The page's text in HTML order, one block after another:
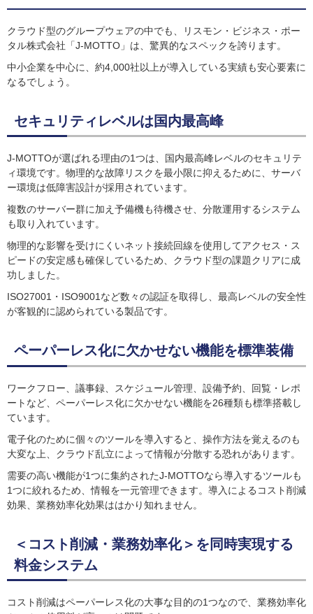
クラウド型のグループウェアの中でも、リスモン・ビジネス・ポー
タル株式会社「J-MOTTO」は、驚異的なスペックを誇ります。
中小企業を中心に、約4,000社以上が導入している実績も安心要素に
なるでしょう。
セキュリティレベルは国内最高峰
J-MOTTOが選ばれる理由の1つは、国内最高峰レベルのセキュリテ
ィ環境です。物理的な故障リスクを最小限に抑えるために、サーバ
ー環境は低障害設計が採用されています。
複数のサーバー群に加え予備機も待機させ、分散運用するシステム
も取り入れています。
物理的な影響を受けにくいネット接続回線を使用してアクセス・ス
ピードの安定感も確保しているため、クラウド型の課題クリアに成
功しました。
ISO27001・ISO9001など数々の認証を取得し、最高レベルの安全性
が客観的に認められている製品です。
ペーパーレス化に欠かせない機能を標準装備
ワークフロー、議事録、スケジュール管理、設備予約、回覧・レポ
ートなど、ペーパーレス化に欠かせない機能を26種類も標準搭載し
ています。
電子化のために個々のツールを導入すると、操作方法を覚えるのも
大変な上、クラウド乱立によって情報が分散する恐れがあります。
需要の高い機能が1つに集約されたJ-MOTTOなら導入するツールも
1つに絞れるため、情報を一元管理できます。導入によるコスト削減
効果、業務効率化効果ははかり知れません。
＜コスト削減・業務効率化＞を同時実現する
料金システム
コスト削減はペーパーレス化の大事な目的の1つなので、業務効率化